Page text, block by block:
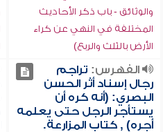
والوثائق - باب ذكر الأحاديث
المختلفة في النهي عن كراء
الأرض بالثلث والربع)
الفهرس: تراجم
رجال إسناد أثر الحسن
البصري: (أنه كره أن
يستأجر الرجل حتى يعلمه
أجره) , كتاب المزارعة.